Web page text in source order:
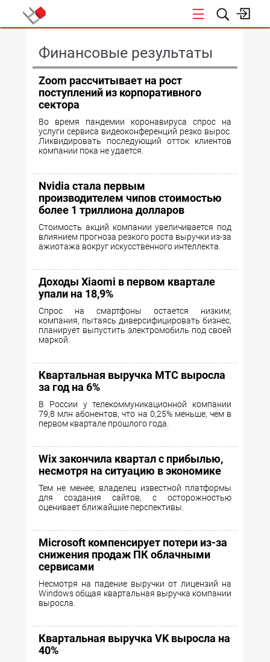
Финансовые результаты
Zoom рассчитывает на рост
поступлений из корпоративного
сектора
Во время пандемии коронавируса спрос на
услуги сервиса видеоконференций резко вырос.
Ликвидировать последующий отток клиентов
компании пока не удается.
Nvidia стала первым
производителем чипов стоимостью
более 1 триллиона долларов
Стоимость акций компании увеличивается под
влиянием прогноза резкого роста выручки из-за
ажиотажа вокруг искусственного интеллекта.
Доходы Xiaomi в первом квартале
упали на 18,9%
Спрос на смартфоны остается низким;
компания, пытаясь диверсифицировать бизнес,
планирует выпустить электромобиль под своей
маркой.
Квартальная выручка МТС выросла
за год на 6%
В России у телекоммуникационной компании
79,8 млн абонентов, что на 0,25% меньше, чем в
первом квартале прошлого года.
Wix закончила квартал с прибылью,
несмотря на ситуацию в экономике
Тем не менее, владелец известной платформы
для создания сайтов, с осторожностью
оценивает ближайшие перспективы.
Microsoft компенсирует потери из-за
снижения продаж ПК облачными
сервисами
Несмотря на падение выручки от лицензий на
Windows общая квартальная выручка компании
выросла.
Квартальная выручка VK выросла на
40%